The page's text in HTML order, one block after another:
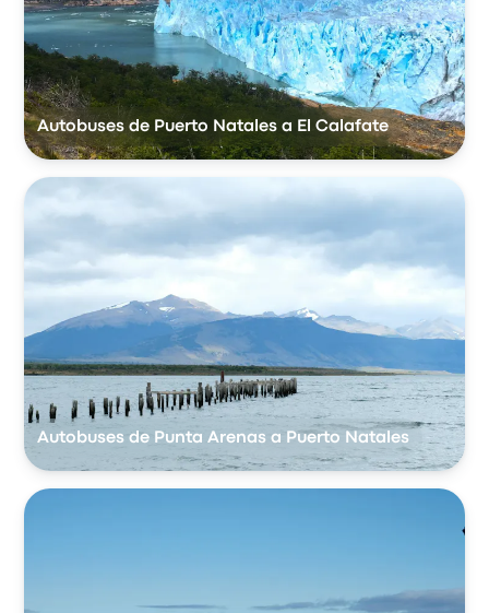
Autobuses de Puerto Natales a El Calafate
Autobuses de Punta Arenas a Puerto Natales